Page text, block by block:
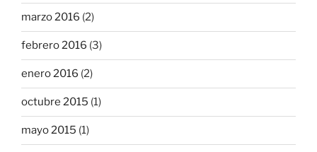
marzo 2016 (2)
febrero 2016 (3)
enero 2016 (2)
octubre 2015 (1)
mayo 2015 (1)